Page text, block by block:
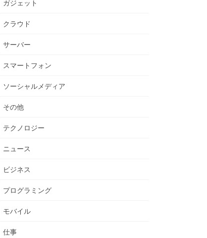
ガジェット
クラウド
サーバー
スマートフォン
ソーシャルメディア
その他
テクノロジー
ニュース
ビジネス
プログラミング
モバイル
仕事